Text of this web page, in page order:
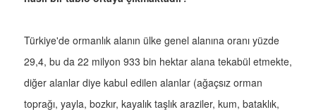
Türkiye'de ormanlık alanın ülke genel alanına oranı yüzde
29,4, bu da 22 milyon 933 bin hektar alana tekabül etmekte,
diğer alanlar diye kabul edilen alanlar (ağaçsız orman
toprağı, yayla, bozkır, kayalık taşlık araziler, kum, bataklık,